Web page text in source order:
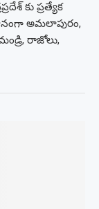
కు ప్రత్యేక
అమలాపురం,
రాజోలు,